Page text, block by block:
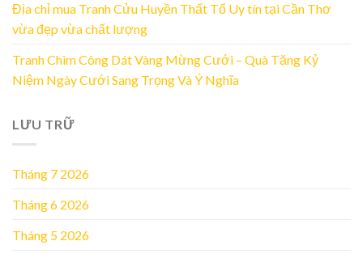
Địa chỉ mua Tranh Cửu Huyền Thất Tổ Uy tín tại Cần Thơ
vừa đẹp vừa chất lượng
Tranh Chim Công Dát Vàng Mừng Cưới – Quà Tặng Kỷ
Niệm Ngày Cưới Sang Trọng Và Ý Nghĩa
LƯU TRỮ
Tháng 7 2026
Tháng 6 2026
Tháng 5 2026